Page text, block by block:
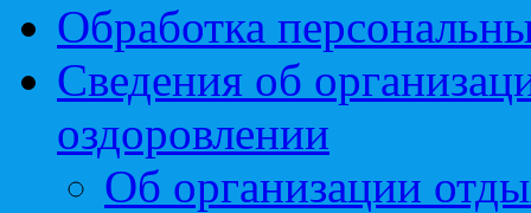
Обработка
Сведения об
оздоровлении
Об организации